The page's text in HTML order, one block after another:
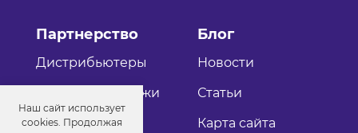
Партнерство
Дистрибьютеры
Оптовые продажи
Как стать
Блог
Новости
Статьи
Карта сайта
Наш сайт использует
cookies. Продолжая